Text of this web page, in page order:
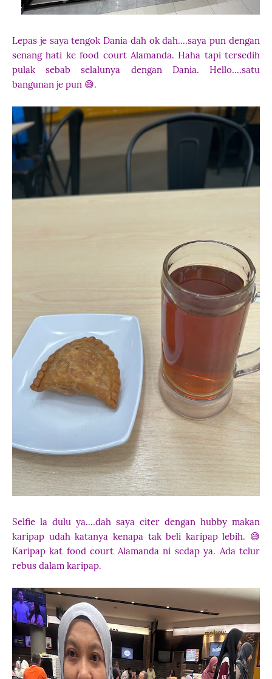
Lepas je saya tengok Dania dah ok dah....saya pun dengan
senang hati ke food court Alamanda. Haha tapi tersedih
pulak sebab selalunya dengan Dania. Hello....satu
bangunan je pun 😅.
Selfie la dulu ya....dah saya citer dengan hubby makan
karipap udah katanya kenapa tak beli karipap lebih. 😅
Karipap kat food court Alamanda ni sedap ya. Ada telur
rebus dalam karipap.